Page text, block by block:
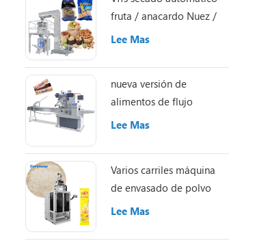
fruta / anacardo Nuez /
Almond máquina de
Lee Mas
nueva versión de
alimentos de flujo
automático Caramelo /
granola / proteína
empaquetadora de
barras
Lee Mas
Varios carriles máquina
de envasado de polvo
Lee Mas